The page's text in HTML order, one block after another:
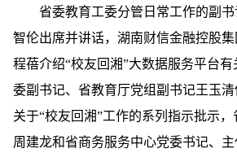
省委教育工委分管日常工作的副
智伦出席并讲话，湖南财信金融控股
程蓓介绍“校友回湘”大数据服务平台
委副书记、省教育厅党组副书记王玉
关于“校友回湘”工作的系列指示批示
周建龙和省商务服务中心党委书记、